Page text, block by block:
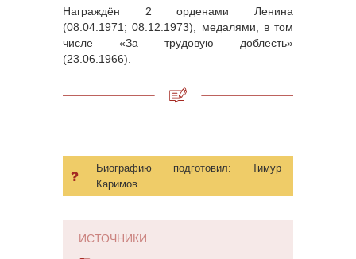
Награждён 2 орденами Ленина
(08.04.1971; 08.12.1973), медалями, в том
числе «За трудовую доблесть»
(23.06.1966).
Биографию подготовил: Тимур
Каримов
ИСТОЧНИКИ